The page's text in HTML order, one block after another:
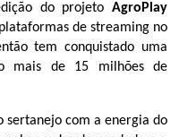
do projeto AgroPlay
de streaming no
tem conquistado uma
mais de 15 milhões de
sertanejo com a energia do